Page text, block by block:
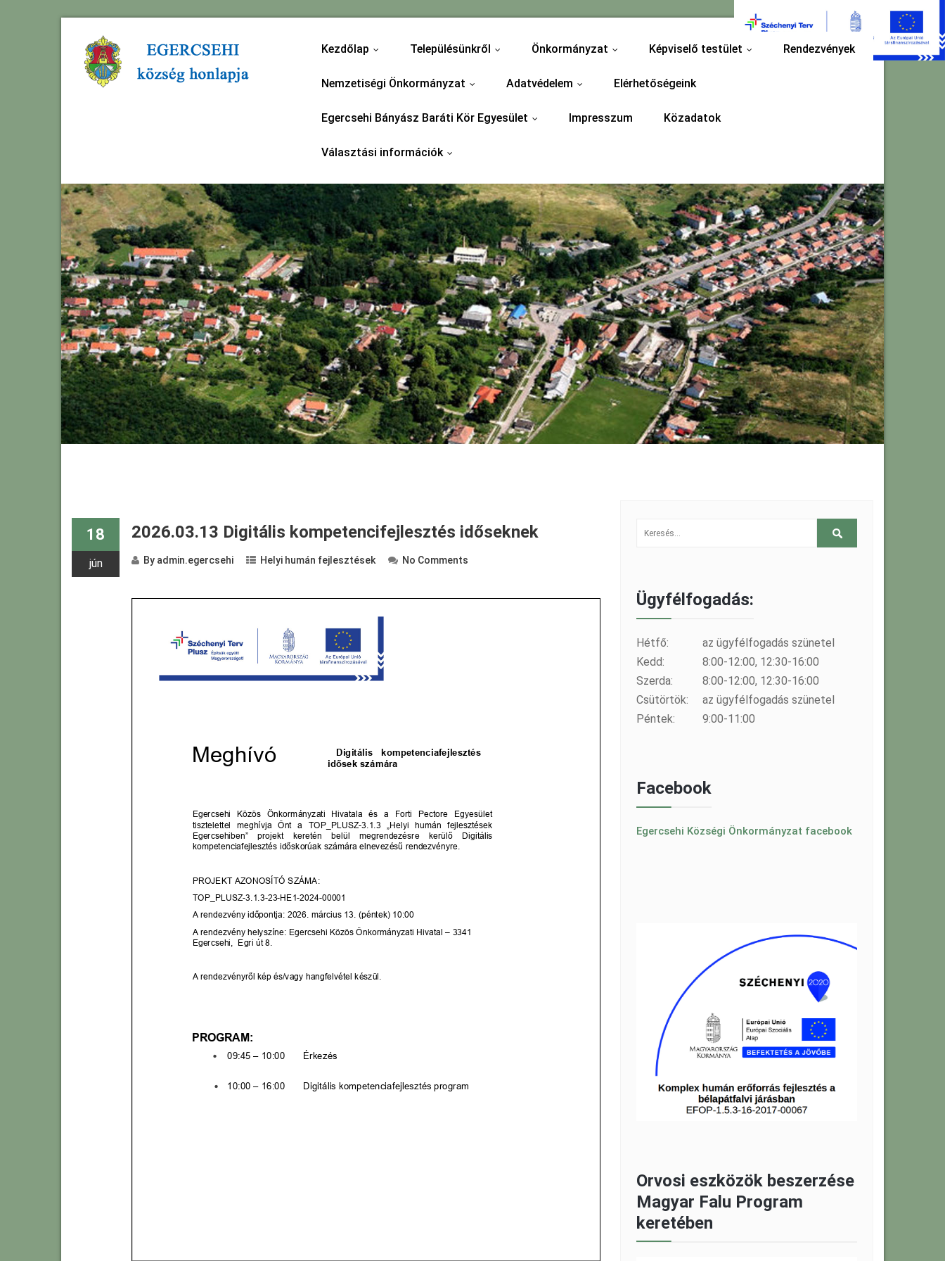
Kezdőlap Településünkről Önkormányzat Képviselő testület Rendezvények
Nemzetiségi Önkormányzat Adatvédelem Elérhetőségeink
Egercsehi Bányász Baráti Kör Egyesület Impresszum Közadatok
Választási információk
18
jún
2026.03.13 Digitális kompetencifejlesztés időseknek
By admin.egercsehi Helyi humán fejlesztések No Comments
Ügyfélfogadás:
Hétfő:
az ügyfélfogadás szünetel
Kedd:
8:00-12:00, 12:30-16:00
Szerda:
8:00-12:00, 12:30-16:00
Csütörtök:
az ügyfélfogadás szünetel
Péntek:
9:00-11:00
Facebook
Egercsehi Községi Önkormányzat facebook
Orvosi eszközök beszerzése
Magyar Falu Program
keretében